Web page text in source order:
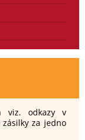
viz. odkazy v
za jedno